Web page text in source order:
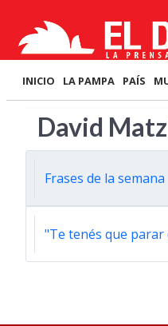
INICIO LA PAMPA PAÍS
David
Frases de la semana
"Te tenés que